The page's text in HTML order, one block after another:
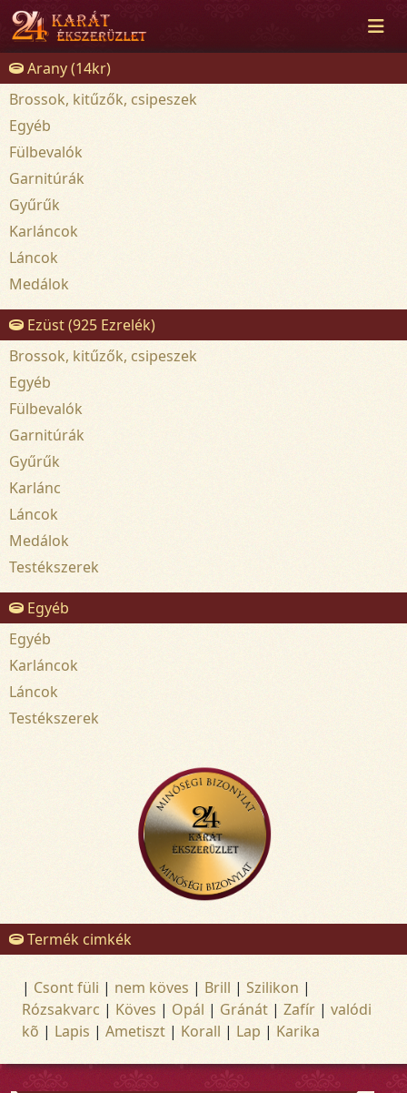
Arany (14kr)
Brossok, kitűzők, csipeszek
Egyéb
Fülbevalók
Garnitúrák
Gyűrűk
Karláncok
Láncok
Medálok
Ezüst (925 Ezrelék)
Brossok, kitűzők, csipeszek
Egyéb
Fülbevalók
Garnitúrák
Gyűrűk
Karlánc
Láncok
Medálok
Testékszerek
Egyéb
Egyéb
Karláncok
Láncok
Testékszerek
Termék cimkék
| Csont füli | nem köves | Brill | Szilikon |
Rózsakvarc | Köves | Opál | Gránát | Zafír | valódi
kõ | Lapis | Ametiszt | Korall | Lap | Karika